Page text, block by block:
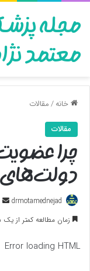
مجله
معتمد
خانه/مقالات
مقالات
چرا
دولت‌های
drmotamednejad
زمان مطالعه کمتر از یک
Error loading HTML